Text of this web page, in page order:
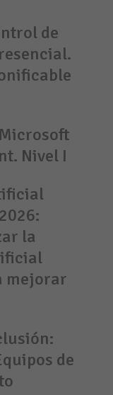
de
Nivel I
la
mejorar
de